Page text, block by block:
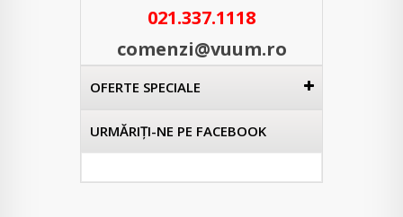
021.337.1118
comenzi@vuum.ro
OFERTE SPECIALE
URMĂRIŢI-NE PE FACEBOOK